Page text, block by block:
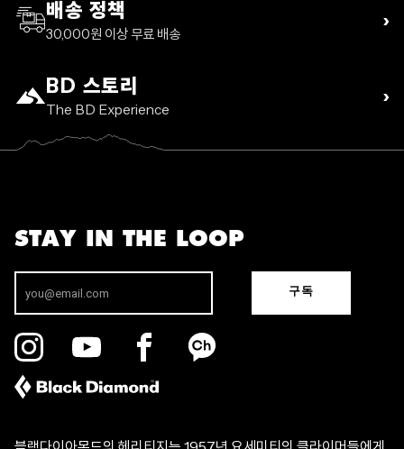
배송 정책
30,000원 이상 무료 배송
›
BD 스토리
The BD Experience
›
STAY IN THE LOOP
구독